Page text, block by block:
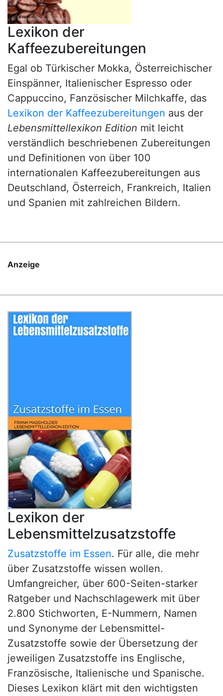
Lexikon der
Kaffeezubereitungen
Egal ob Türkischer Mokka, Österreichischer
Einspänner, Italienischer Espresso oder
Cappuccino, Fanzösischer Milchkaffe, das
Lexikon der Kaffeezubereitungen aus der
Lebensmittellexikon Edition mit leicht
verständlich beschriebenen Zubereitungen
und Definitionen von über 100
internationalen Kaffeezubereitungen aus
Deutschland, Österreich, Frankreich, Italien
und Spanien mit zahlreichen Bildern.
Anzeige
Lexikon der
Lebensmittelzusatzstoffe
Zusatzstoffe im Essen. Für alle, die mehr
über Zusatzstoffe wissen wollen.
Umfangreicher, über 600-Seiten-starker
Ratgeber und Nachschlagewerk mit über
2.800 Stichworten, E-Nummern, Namen
und Synonyme der Lebensmittel-
Zusatzstoffe sowie der Übersetzung der
jeweiligen Zusatzstoffe ins Englische,
Französische, Italienische und Spanische.
Dieses Lexikon klärt mit den wichtigsten